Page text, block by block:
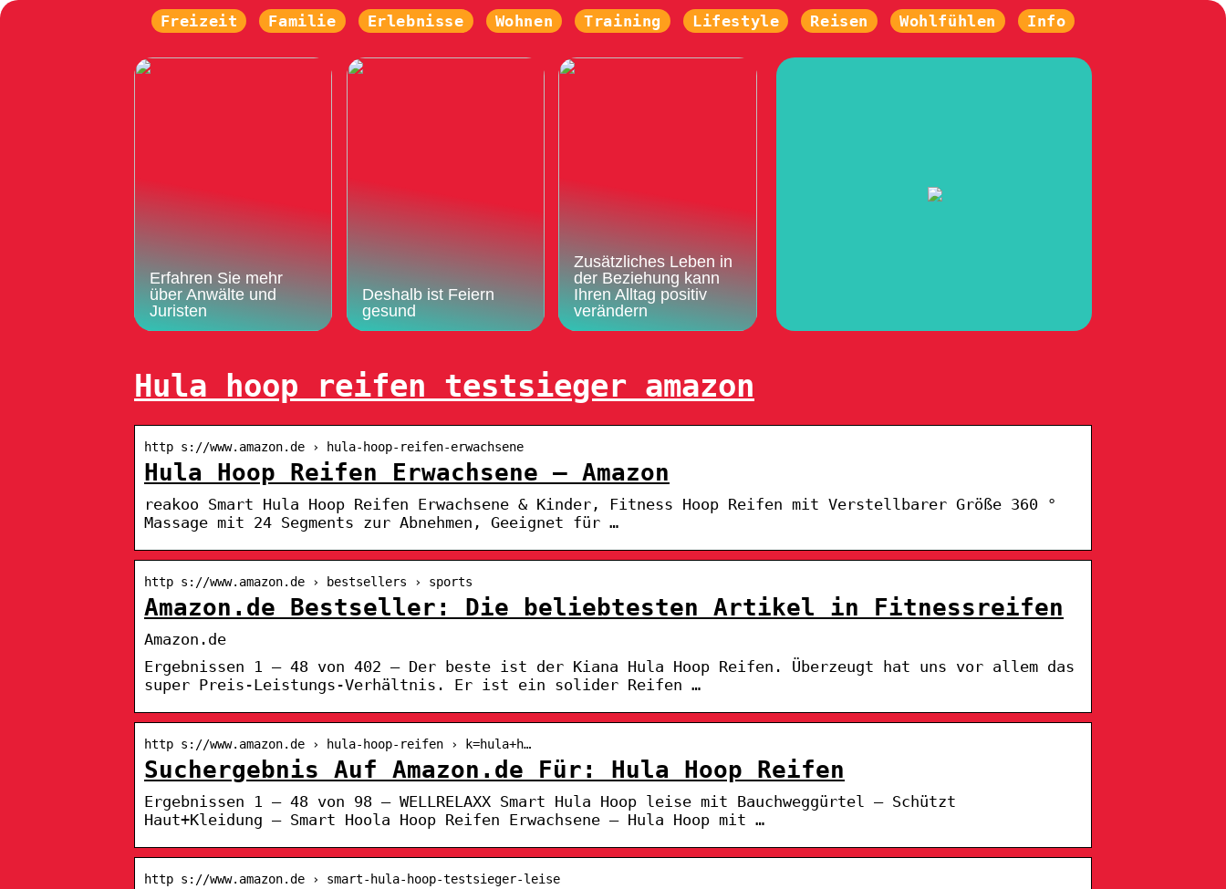
Freizeit Familie Erlebnisse Wohnen Training Lifestyle Reisen Wohlfühlen Info
Erfahren Sie mehr
über Anwälte und
Juristen
Deshalb ist Feiern
gesund
Zusätzliches Leben in
der Beziehung kann
Ihren Alltag positiv
verändern
Hula hoop reifen testsieger amazon
http s://www.amazon.de › hula-hoop-reifen-erwachsene
Hula Hoop Reifen Erwachsene – Amazon
reakoo Smart Hula Hoop Reifen Erwachsene & Kinder, Fitness Hoop Reifen mit Verstellbarer Größe 360 °
Massage mit 24 Segments zur Abnehmen, Geeignet für …
http s://www.amazon.de › bestsellers › sports
Amazon.de Bestseller: Die beliebtesten Artikel in Fitnessreifen
Amazon.de
Ergebnissen 1 – 48 von 402 — Der beste ist der Kiana Hula Hoop Reifen. Überzeugt hat uns vor allem das
super Preis-Leistungs-Verhältnis. Er ist ein solider Reifen …
http s://www.amazon.de › hula-hoop-reifen › k=hula+h…
Suchergebnis Auf Amazon.de Für: Hula Hoop Reifen
Ergebnissen 1 – 48 von 98 — WELLRELAXX Smart Hula Hoop leise mit Bauchweggürtel – Schützt
Haut+Kleidung – Smart Hoola Hoop Reifen Erwachsene – Hula Hoop mit …
http s://www.amazon.de › smart-hula-hoop-testsieger-leise